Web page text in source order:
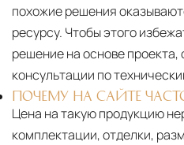
похожие решения
ресурсу. Чтобы этого
решение на основе
консультации по
ПОЧЕМУ НА САЙТЕ
Цена на такую продукцию
комплектации, отделки,